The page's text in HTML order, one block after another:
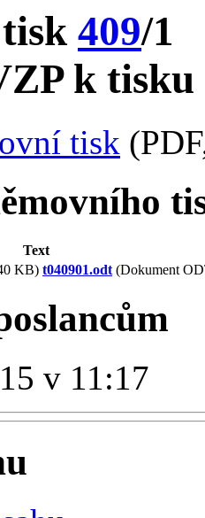
409/1
k tisku
tisk
Text
KB) t040901.odt (Dokument
v 11:17